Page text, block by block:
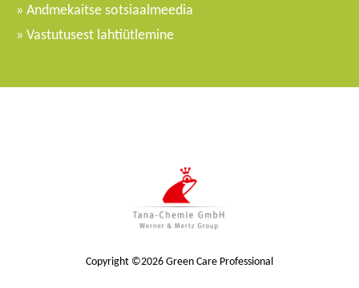
Andmekaitse sotsiaalmeedia
Vastutusest lahtiütlemine
Copyright ©2026 Green Care Professional